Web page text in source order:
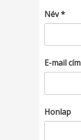
Név*
E-mail cím
Honlap